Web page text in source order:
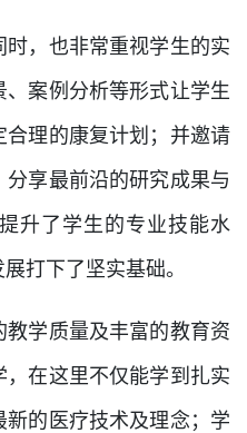
，也非常重视学生的实
、案例分析等形式让学生
理的康复计划；并邀请
享最前沿的研究成果与
升了学生的专业技能水
打下了坚实基础。
学质量及丰富的教育资
在这里不仅能学到扎实
的医疗技术及理念；学